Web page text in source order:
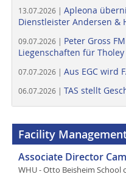
13.07.2026 | Apleona
Dienstleister Andersen &
09.07.2026 | Peter Gross
Liegenschaften für Tholey
07.07.2026 | Aus EGC wird
06.07.2026 | TAS stellt
Facility
Associate Director
WHU - Otto Beisheim School